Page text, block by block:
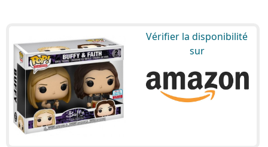
Vérifier la disponibilité
sur